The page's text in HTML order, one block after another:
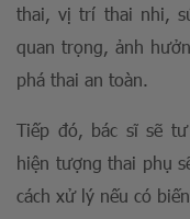
thai, vị trí thai nhi,
quan trọng, ảnh
phá thai an toàn.
Tiếp đó, bác sĩ sẽ
hiện tượng thai phụ
cách xử lý nếu có